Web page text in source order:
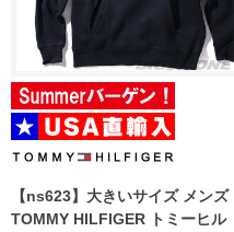
【ns623】大きいサイズ メンズ
TOMMY HILFIGER トミーヒル